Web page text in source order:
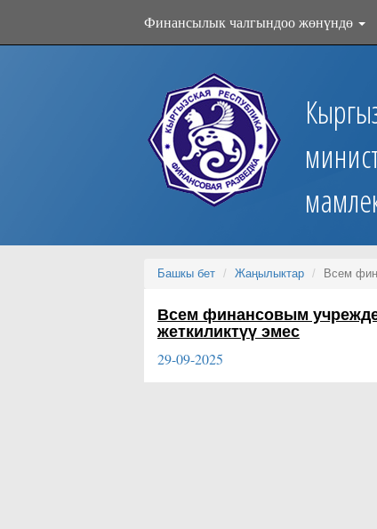
Финансылык чалгындоо жөнүндө
Башкы бет Жаңылыктар Всем
Всем финансовым
жеткиликтүү эмес
29-09-2025